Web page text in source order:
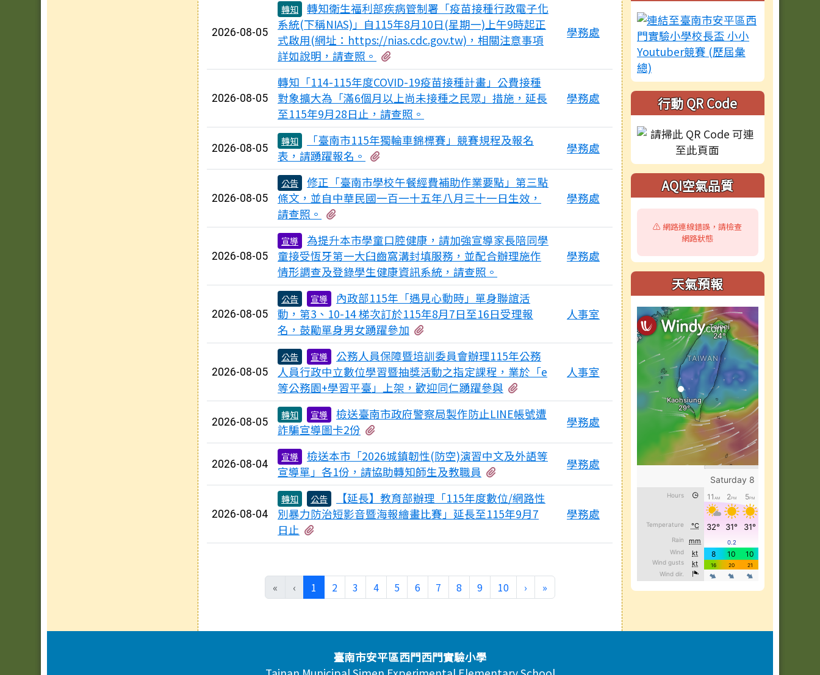
2026-08-05
轉知
轉知衛生福利部疾病管制署「疫苗接種行政電子化
系統(下稱NIAS)」自115年8月10日(星期一)上午9時起正
式啟用(網址：https://nias.cdc.gov.tw)，相關注意事項
詳如說明，請查照。
學務處
2026-08-05
轉知「114-115年度COVID-19疫苗接種計畫」公費接種
對象擴大為「滿6個月以上尚未接種之民眾」措施，延長
至115年9月28日止，請查照。
學務處
2026-08-05
轉知
「臺南市115年獨輪車錦標賽」競賽規程及報名
表，請踴躍報名。
學務處
2026-08-05
公告
修正「臺南市學校午餐經費補助作業要點」第三點
條文，並自中華民國一百一十五年八月三十一日生效，
請查照。
學務處
2026-08-05
宣導
為提升本市學童口腔健康，請加強宣導家長陪同學
童接受恆牙第一大臼齒窩溝封填服務，並配合辦理施作
情形調查及登錄學生健康資訊系統，請查照。
學務處
2026-08-05
公告 宣導
內政部115年「遇見心動時」單身聯誼活
動，第3、10-14 梯次訂於115年8月7日至16日受理報
名，鼓勵單身男女踴躍參加
人事室
2026-08-05
公告 宣導
公務人員保障暨培訓委員會辦理115年公務
人員行政中立數位學習暨抽獎活動之指定課程，業於「e
等公務園+學習平臺」上架，歡迎同仁踴躍參與
人事室
2026-08-05
轉知 宣導
檢送臺南市政府警察局製作防止LINE帳號遭
詐騙宣導圖卡2份
學務處
2026-08-04
宣導
檢送本市「2026城鎮韌性(防空)演習中文及外語等
宣導單」各1份，請協助轉知師生及教職員
學務處
2026-08-04
轉知 公告
【延長】教育部辦理「115年度數位/網路性
別暴力防治短影音暨海報繪畫比賽」延長至115年9月7
日止
學務處
« ‹ 1 (目前頁次)
2 3 4 5 6 7 8 9 10 › 下一頁
»
行動 QR Code
AQI空氣品質
⚠️ 網路連線錯誤，請檢查
網路狀態
天氣預報
臺南市安平區西門西門實驗小學